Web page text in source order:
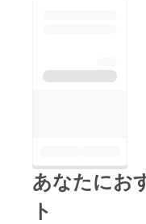
とめており
新宿２１世
あなたにお
ト